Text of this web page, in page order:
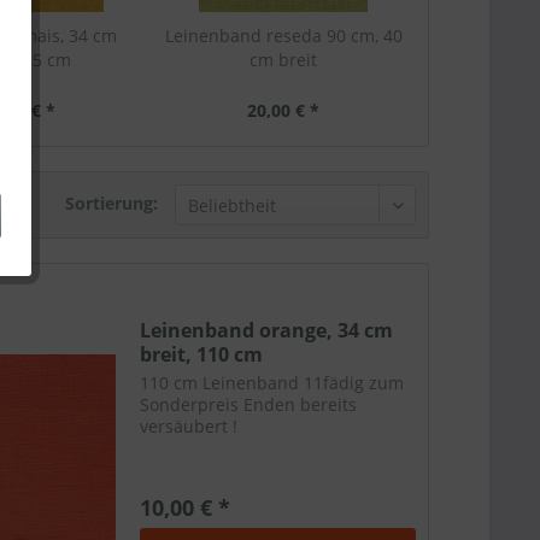
mais, 34 cm
125 cm
€ *
Leinenband reseda 90 cm, 40
cm breit
20,00 € *
Sortierung:
Leinenband orange, 34 cm
breit, 110 cm
110 cm Leinenband 11fädig zum
Sonderpreis Enden bereits
versäubert !
10,00 € *